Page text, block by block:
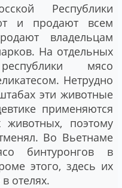
Республики
и продают всем
владельцам
На отдельных
мясо
Нетрудно
эти животные
применяются
животных, поэтому
Во Вьетнаме
бинтуронгов в
этого, здесь их
отелях.